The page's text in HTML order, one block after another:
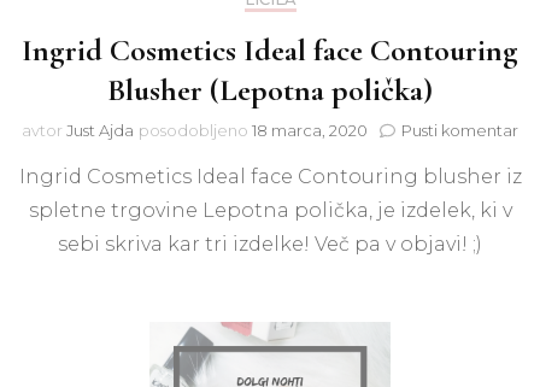
Ingrid Cosmetics Ideal face Contouring
Blusher (Lepotna polička)
avtor Just Ajda posodobljeno 18 marca, 2020 Pusti komentarna
Ingrid Cosmetics Ideal face Contouring blusher iz
spletne trgovine Lepotna polička, je izdelek, ki v
sebi skriva kar tri izdelke! Več pa v objavi! ;)